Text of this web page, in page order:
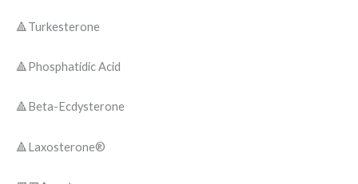
🔺Turkesterone
🔺Phosphatidic Acid
🔺Beta-Ecdysterone
🔺Laxosterone®